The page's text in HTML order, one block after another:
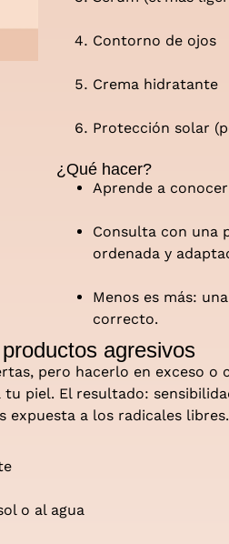
Contorno de ojos
Crema hidratante
Protección solar
¿Qué hacer?
Aprende a
Consulta con una
ordenada y
Menos es más:
correcto.
agresivos
pero hacerlo en exceso o
piel. El resultado:
expuesta a los radicales libres.
o al agua